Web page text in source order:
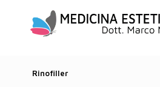
Rinofiller